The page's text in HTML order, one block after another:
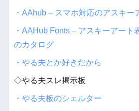
・AAhub – スマホ対応のアスキー
・AAHub Fonts – アスキーアート
のカタログ
・やる夫とか好きだから
◇やる夫スレ掲示板
・やる夫板のシェルター